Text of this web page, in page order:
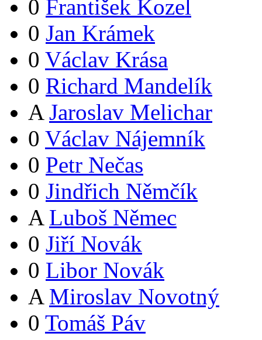
0 František Kozel
0 Jan Krámek
0 Václav Krása
0 Richard Mandelík
A Jaroslav Melichar
0 Václav Nájemník
0 Petr Nečas
0 Jindřich Němčík
A Luboš Němec
0 Jiří Novák
0 Libor Novák
A Miroslav Novotný
0 Tomáš Páv